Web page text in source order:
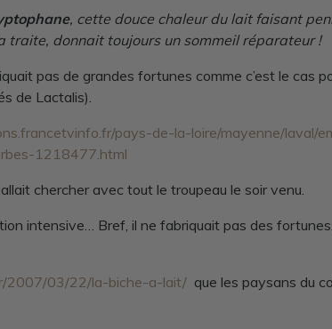
, cette douce chaleur du lait faisant
traite, donnait toujours un sommeil réparateur !
pas de grandes fortunes comme c’est le cas
de Lactalis).
pays-de-la-loire/mayenne/laval/
1218477.html
chercher avec tout le troupeau le soir venu.
intensive… Bref, il ne fabriquait pas des
2007/03/22/la-biche-a-lait/ que les paysans du